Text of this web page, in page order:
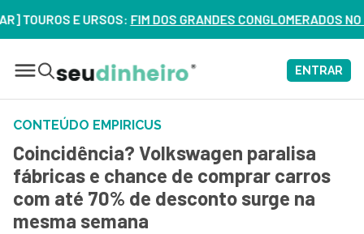
E URSOS:FIM DOS GRANDES CONGLOMERADOS NO BRASIL?
ENTRAR
CONTEÚDO EMPIRICUS
Coincidência? Volkswagen paralisa
fábricas e chance de comprar carros
com até 70% de desconto surge na
mesma semana